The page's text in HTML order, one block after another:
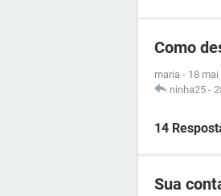
Como
maria - 18
ninha25 -
14
Sua